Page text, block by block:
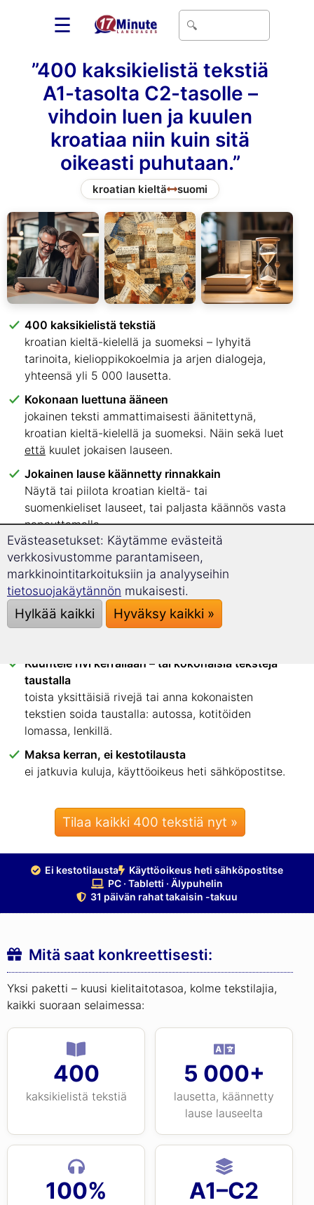
☰
”400 kaksikielistä tekstiä
A1-tasolta C2-tasolle –
vihdoin luen ja kuulen
kroatiaa niin kuin sitä
oikeasti puhutaan.”
kroatian kieltä suomi
400 kaksikielistä tekstiä
kroatian kieltä-kielellä ja suomeksi – lyhyitä
tarinoita, kielioppikokoelmia ja arjen dialogeja,
yhteensä yli 5 000 lausetta.
Kokonaan luettuna ääneen
jokainen teksti ammattimaisesti äänitettynä,
kroatian kieltä-kielellä ja suomeksi. Näin sekä luet
että kuulet jokaisen lauseen.
Jokainen lause käännetty rinnakkain
Näytä tai piilota kroatian kieltä- tai
suomenkieliset lauseet, tai paljasta käännös vasta
napauttamalla.
Kuusi kielitaitotasoa, selkeästi järjestettynä
A1–C2 – tiedät heti, mistä teksteistä kannattaa
aloittaa.
Lue missä haluat
verkkoselaimessa tietokoneella, tabletilla tai
Kuuntele rivi kerrallaan – tai kokonaisia tekstejä
taustalla
toista yksittäisiä rivejä tai anna kokonaisten
tekstien soida taustalla: autossa, kotitöiden
lomassa, lenkillä.
Maksa kerran, ei kestotilausta
ei jatkuvia kuluja, käyttöoikeus heti sähköpostitse.
Tilaa kaikki 400 tekstiä nyt »
Ei kestotilausta
Käyttöoikeus heti sähköpostitse
PC · Tabletti · Älypuhelin
31 päivän rahat takaisin -takuu
Mitä saat konkreettisesti:
Yksi paketti – kuusi kielitaitotasoa, kolme tekstilajia,
kaikki suoraan selaimessa:
400
kaksikielistä tekstiä
5 000+
lausetta, käännetty
lause lauseelta
100% A1–C2
Evästeasetukset: Käytämme evästeitä
verkkosivustomme parantamiseen,
markkinointitarkoituksiin ja analyyseihin
tietosuojakäytännön mukaisesti.
Hylkää kaikki Hyväksy kaikki »